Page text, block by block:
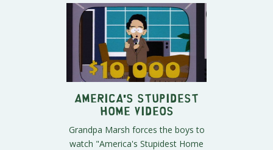
America's Stupidest
Home Videos
Grandpa Marsh forces the boys to
watch "America's Stupidest Home